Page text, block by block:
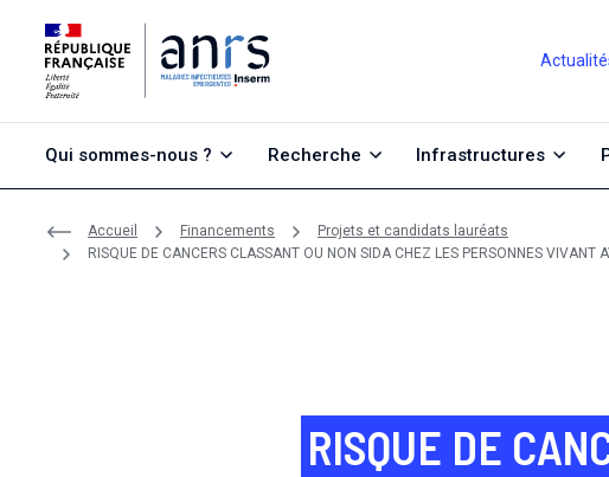
Qui sommes-nous ? Recherche Infrastructures
Accueil Financements
Projets et candidats lauréats
RISQUE DE CANCERS CLASSANT OU NON SIDA CHEZ LES PERSONNES
RISQUE DE